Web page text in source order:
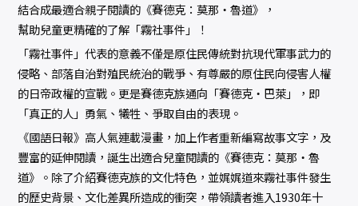
結合成最適合親子閱讀的《賽德克：莫那‧魯道》，
幫助兒童更精確的了解「霧社事件」！
「霧社事件」代表的意義不僅是原住民傳統對抗現代軍事武力的
侵略、部落自治對殖民統治的戰爭、有尊嚴的原住民向侵害人權
的日帝政權的宣戰。更是賽德克族通向「賽德克‧巴萊」，即
「真正的人」勇氣、犧牲、爭取自由的表現。
《國語日報》高人氣連載漫畫，加上作者重新編寫故事文字，及
豐富的延伸閱讀，誕生出適合兒童閱讀的《賽德克：莫那‧魯
道》。除了介紹賽德克族的文化特色，並娓娓道來霧社事件發生
的歷史背景、文化差異所造成的衝突，帶領讀者進入1930年十